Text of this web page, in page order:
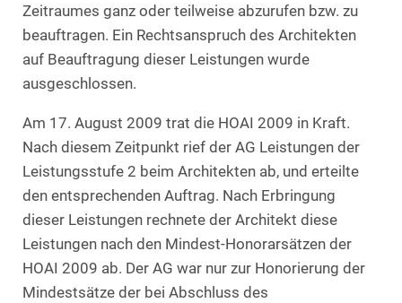
Zeitraumes ganz oder teilweise abzurufen bzw. zu
beauftragen. Ein Rechtsanspruch des Architekten
auf Beauftragung dieser Leistungen wurde
ausgeschlossen.
Am 17. August 2009 trat die HOAI 2009 in Kraft.
Nach diesem Zeitpunkt rief der AG Leistungen der
Leistungsstufe 2 beim Architekten ab, und erteilte
den entsprechenden Auftrag. Nach Erbringung
dieser Leistungen rechnete der Architekt diese
Leistungen nach den Mindest-Honorarsätzen der
HOAI 2009 ab. Der AG war nur zur Honorierung der
Mindestsätze der bei Abschluss des